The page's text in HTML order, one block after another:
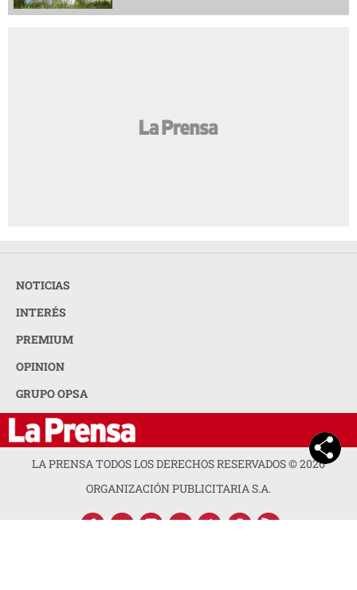
NOTICIAS
INTERÉS
PREMIUM
OPINION
GRUPO OPSA
LA PRENSA TODOS LOS DERECHOS RESERVADOS ©2026
ORGANIZACIÓN PUBLICITARIA S.A.